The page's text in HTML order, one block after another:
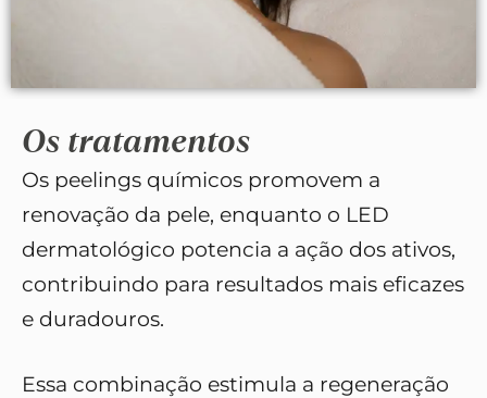
Os tratamentos
Os peelings químicos promovem a
renovação da pele, enquanto o LED
dermatológico potencia a ação dos ativos,
contribuindo para resultados mais eficazes
e duradouros.
Essa combinação estimula a regeneração